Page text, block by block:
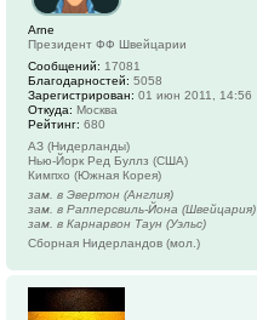
Arne
Президент ФФ Швейцарии
Сообщений: 17081
Благодарностей: 5058
Зарегистрирован: 01 июн 2011, 14:56
Откуда: Москва
Рейтинг: 680
АЗ (Нидерланды)
Нью-Йорк Ред Буллз (США)
Кимпхо (Южная Корея)
зам. в Эвертон (Англия)
зам. в Рапперсвиль-Йона (Швейцария)
зам. в Карнарвон Таун (Уэльс)
Сборная Нидерландов (мол.)